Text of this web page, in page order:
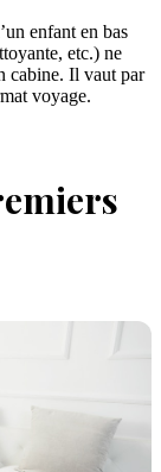
enfant en bas
etc.) ne
cabine. Il vaut par
voyage.